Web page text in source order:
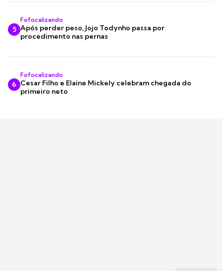
5
Fofocalizando
Após perder peso, Jojo Todynho passa por
procedimento nas pernas
6
Fofocalizando
Cesar Filho e Elaine Mickely celebram chegada do
primeiro neto